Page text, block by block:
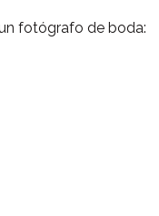
fotógrafo de boda: